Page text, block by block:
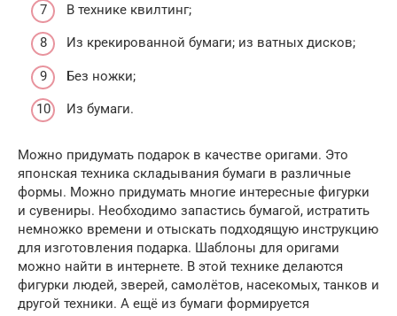
В технике квилтинг;
Из крекированной бумаги; из ватных дисков;
Без ножки;
Из бумаги.
Можно придумать подарок в качестве оригами. Это
японская техника складывания бумаги в различные
формы. Можно придумать многие интересные фигурки
и сувениры. Необходимо запастись бумагой, истратить
немножко времени и отыскать подходящую инструкцию
для изготовления подарка. Шаблоны для оригами
можно найти в интернете. В этой технике делаются
фигурки людей, зверей, самолётов, насекомых, танков и
другой техники. А ещё из бумаги формируется